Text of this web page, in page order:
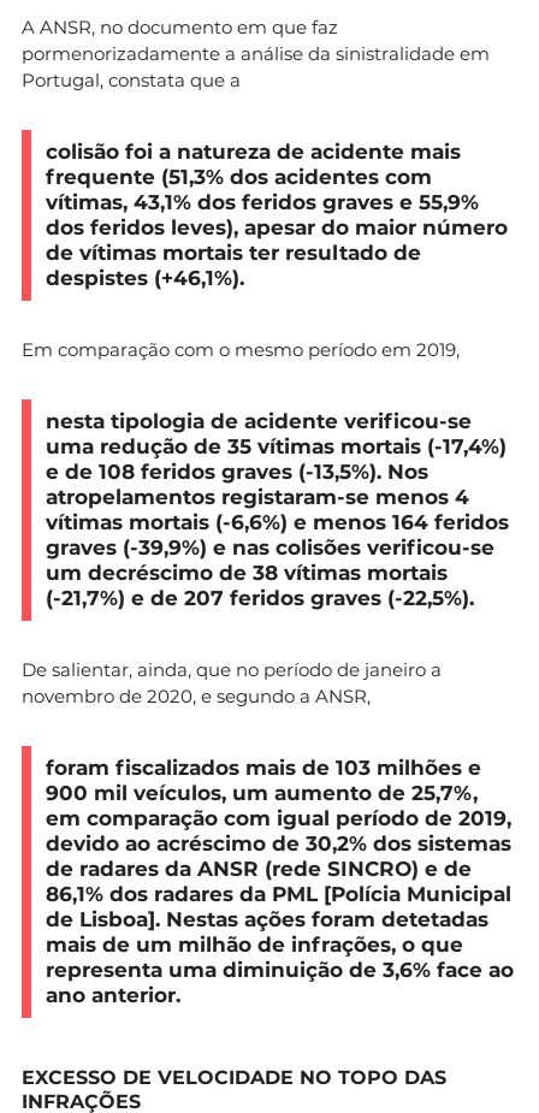
A ANSR, no documento em que faz
pormenorizadamente a análise da sinistralidade em
Portugal, constata que a
colisão foi a natureza de acidente mais
frequente (51,3% dos acidentes com
vítimas, 43,1% dos feridos graves e 55,9%
dos feridos leves), apesar do maior número
de vítimas mortais ter resultado de
despistes (+46,1%).
Em comparação com o mesmo período em 2019,
nesta tipologia de acidente verificou-se
uma redução de 35 vítimas mortais (-17,4%)
e de 108 feridos graves (-13,5%). Nos
atropelamentos registaram-se menos 4
vítimas mortais (-6,6%) e menos 164 feridos
graves (-39,9%) e nas colisões verificou-se
um decréscimo de 38 vítimas mortais
(-21,7%) e de 207 feridos graves (-22,5%).
De salientar, ainda, que no período de janeiro a
novembro de 2020, e segundo a ANSR,
foram fiscalizados mais de 103 milhões e
900 mil veículos, um aumento de 25,7%,
em comparação com igual período de 2019,
devido ao acréscimo de 30,2% dos sistemas
de radares da ANSR (rede SINCRO) e de
86,1% dos radares da PML [Polícia Municipal
de Lisboa]. Nestas ações foram detetadas
mais de um milhão de infrações, o que
representa uma diminuição de 3,6% face ao
ano anterior.
EXCESSO DE VELOCIDADE NO TOPO DAS
INFRAÇÕES